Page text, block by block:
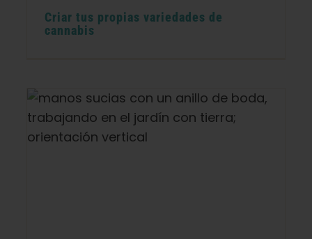
Criar tus propias variedades de
cannabis